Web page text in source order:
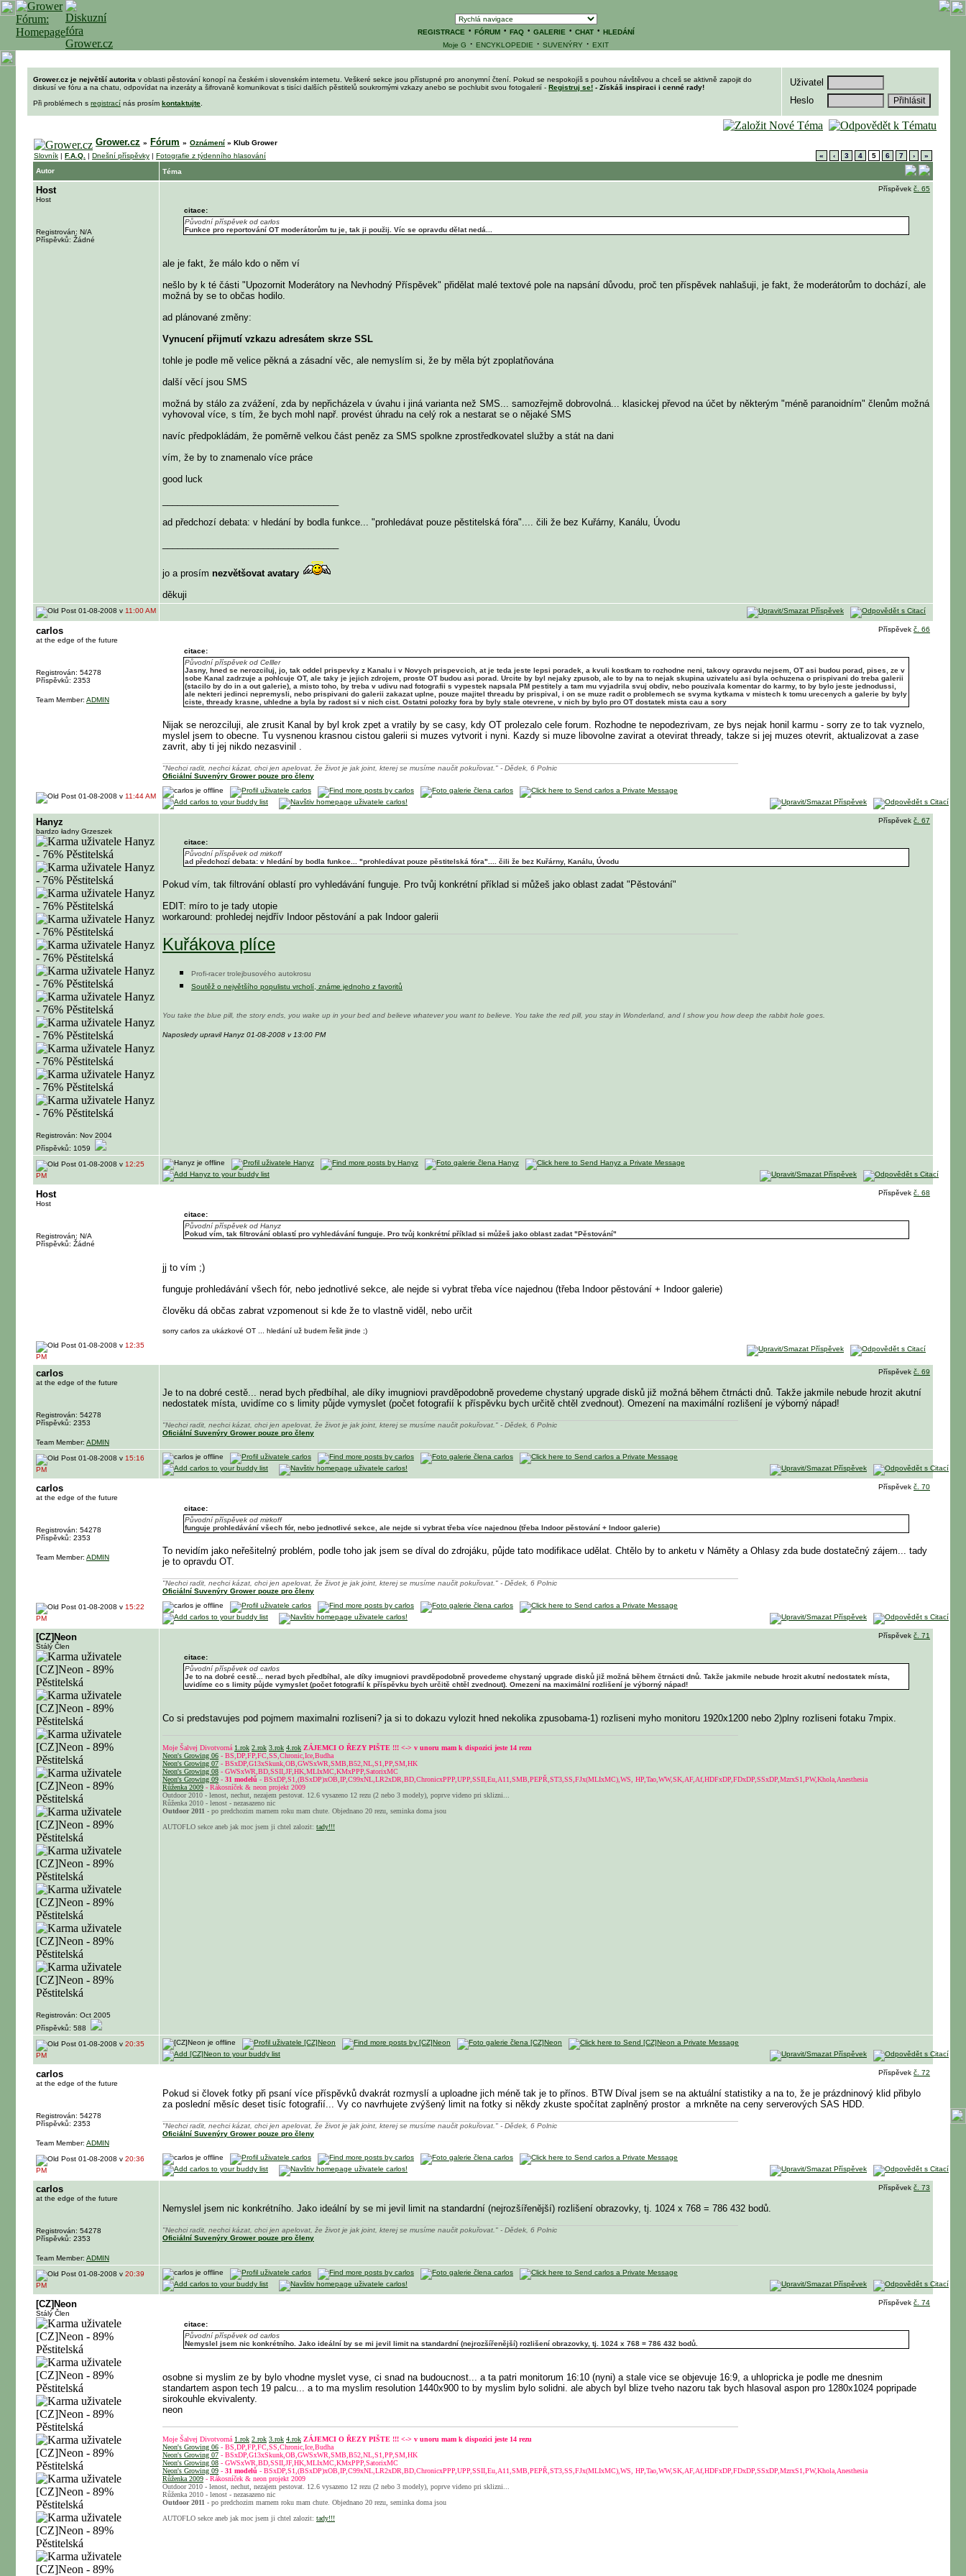
REGISTRACE · FÓRUM· FAQ· GALERIE · CHAT· HLEDÁNÍ
Moje G · ENCYKLOPEDIE · SUVENÝRY · EXIT
Grower.cz je největší autorita v oblasti pěstování konopí na českém i slovenském internetu. Veškeré sekce jsou přístupné pro anonymní čtení. Pokud se nespokojíš s pouhou návštěvou a chceš se aktivně zapojit do
diskusí ve fóru a na chatu, odpovídat na inzeráty a šifrovaně komunikovat s tisíci dalších pěstitelů soukromými vzkazy anebo se pochlubit svou fotogalerií - Registruj se! - Získáš inspiraci i cenné rady!
Při problémech s registrací nás prosím kontaktujte
Uživatel
Heslo
Grower.cz » Fórum » Oznámení » Klub Grower
Slovník | F.A.Q. | Dnešní příspěvky | Fotografie z týdenního hlasování « ‹ 3 4 5 6 7 ›
»
Autor
Téma
Host
Host
Registrován: N/A
Příspěvků: Žádné
Příspěvek č. 65
citace:
Původní příspěvek od carlos
Funkce pro reportování OT moderátorům tu je, tak ji použij. Víc se opravdu dělat nedá...
ale je fakt, že málo kdo o něm ví
nešlo by k té části "Upozornit Moderátory na Nevhodný Příspěvek" přidělat malé textové pole na napsání důvodu, proč ten příspěvek nahlašuji, je fakt, že moderátorům to dochází, ale
možná by se to občas hodilo.
ad plánované změny:
Vynucení přijmutí vzkazu adresátem skrze SSL
tohle je podle mě velice pěkná a zásadní věc, ale nemyslím si, že by měla být zpoplatňována
další věcí jsou SMS
možná by stálo za zvážení, zda by nepřicházela v úvahu i jiná varianta než SMS... samozřejmě dobrovolná... klasickej převod na účet by některým "méně paranoidním" členům možná
vyhovoval více, s tím, že bych mohl např. provést úhradu na celý rok a nestarat se o nějaké SMS
navíc předpokládám, že poměrně velkou část peněz za SMS spolkne zprostředkovatel služby a stát na dani
vím, že by to znamenalo více práce
good luck
ad předchozí debata: v hledání by bodla funkce... "prohledávat pouze pěstitelská fóra".... čili že bez Kuřárny, Kanálu, Úvodu
jo a prosím nezvětšovat avatary
děkuji
01-08-2008 v 11:00 AM
carlos
at the edge of the future
Registrován: 54278
Příspěvků: 2353
Team Member: ADMIN
Příspěvek č. 66
citace:
Původní příspěvek od Celller
Jasny, hned se nerozciluj, jo, tak oddel prispevky z Kanalu i v Novych prispevcich, at je teda jeste lepsi poradek, a kvuli kostkam to rozhodne neni, takovy opravdu nejsem, OT asi budou porad, pises, ze v
sobe Kanal zadrzuje a pohlcuje OT, ale taky je jejich zdrojem, proste OT budou asi porad. Urcite by byl nejaky zpusob, ale to by na to nejak skupina uzivatelu asi byla ochuzena o prispivani do treba galerii
(stacilo by do in a out galerie), a misto toho, by treba v udivu nad fotografii s vypestek napsala PM pestitely a tam mu vyjadrila svuj obdiv, nebo pouzivala komentar do karmy, to by bylo jeste jednodussi,
ale nekteri jedinci nepremysli, nebo prispivani do galerii zakazat uplne, pouze majitel threadu by prispival, i on se muze radit o problemech se svyma kytkama v mistech k tomu urecenych a galerie by byly
ciste, thready krasne, uhledne a byla by radost si v nich cist. Ostatni polozky fora by byly stale otevrene, v nich by bylo pro OT dostatek mista cau a sory
Nijak se nerozciluji, ale zrusit Kanal by byl krok zpet a vratily by se casy, kdy OT prolezalo cele forum. Rozhodne te nepodezrivam, ze bys nejak honil karmu - sorry ze to tak vyznelo,
myslel jsem to obecne. Tu vysnenou krasnou cistou galerii si muzes vytvorit i nyni. Kazdy si muze libovolne zavirat a otevirat thready, takze si jej muzes otevrit, aktualizovat a zase
zavrit, aby ti jej nikdo nezasvinil .
"Nechci radit, nechci kázat, chci jen apelovat, že život je jak joint, kterej se musíme naučit pokuřovat." - Dědek, 6 Polnic
Oficiální Suvenýry Grower pouze pro členy
01-08-2008 v 11:44 AM
Hanyz
bardzo ładny Grzeszek
Registrován: Nov 2004
Příspěvků: 1059
Příspěvek č. 67
citace:
Původní příspěvek od mirkoff
ad předchozí debata: v hledání by bodla funkce... "prohledávat pouze pěstitelská fóra".... čili že bez Kuřárny, Kanálu, Úvodu
Pokud vím, tak filtrování oblastí pro vyhledávání funguje. Pro tvůj konkrétní příklad si můžeš jako oblast zadat "Pěstování"
EDIT: míro to je tady utopie
workaround: prohledej nejdřív Indoor pěstování a pak Indoor galerii
Kuřákova plíce
Profi-racer trolejbusového autokrosu
Soutěž o největšího populistu vrcholí, známe jednoho z favoritů
You take the blue pill, the story ends, you wake up in your bed and believe whatever you want to believe. You take the red pill, you stay in Wonderland, and I show you how deep the rabbit hole goes.
Naposledy upravil Hanyz 01-08-2008 v 13:00 PM
01-08-2008 v 12:25
PM
Host
Host
Registrován: N/A
Příspěvků: Žádné
Příspěvek č. 68
citace:
Původní příspěvek od Hanyz
Pokud vím, tak filtrování oblastí pro vyhledávání funguje. Pro tvůj konkrétní příklad si můžeš jako oblast zadat "Pěstování"
jj to vím ;)
funguje prohledávání všech fór, nebo jednotlivé sekce, ale nejde si vybrat třeba více najednou (třeba Indoor pěstování + Indoor galerie)
člověku dá občas zabrat vzpomenout si kde že to vlastně viděl, nebo určit
sorry carlos za ukázkové OT ... hledání už budem řešit jinde ;)
01-08-2008 v 12:35
PM
carlos
at the edge of the future
Registrován: 54278
Příspěvků: 2353
Team Member: ADMIN
Příspěvek č. 69
Je to na dobré cestě... nerad bych předbíhal, ale díky imugniovi pravděpodobně provedeme chystaný upgrade disků již možná během čtrnácti dnů. Takže jakmile nebude hrozit akutní
nedostatek místa, uvidíme co s limity půjde vymyslet (počet fotografií k příspěvku bych určitě chtěl zvednout). Omezení na maximální rozlišení je výborný nápad!
"Nechci radit, nechci kázat, chci jen apelovat, že život je jak joint, kterej se musíme naučit pokuřovat." - Dědek, 6 Polnic
Oficiální Suvenýry Grower pouze pro členy
01-08-2008 v 15:16
PM
carlos
at the edge of the future
Registrován: 54278
Příspěvků: 2353
Team Member: ADMIN
Příspěvek č. 70
citace:
Původní příspěvek od mirkoff
funguje prohledávání všech fór, nebo jednotlivé sekce, ale nejde si vybrat třeba více najednou (třeba Indoor pěstování + Indoor galerie)
To nevidím jako neřešitelný problém, podle toho jak jsem se díval do zdrojáku, půjde tato modifikace udělat. Chtělo by to anketu v Náměty a Ohlasy zda bude dostatečný zájem... tady
je to opravdu OT.
"Nechci radit, nechci kázat, chci jen apelovat, že život je jak joint, kterej se musíme naučit pokuřovat." - Dědek, 6 Polnic
Oficiální Suvenýry Grower pouze pro členy
01-08-2008 v 15:22
PM
[CZ]Neon
Stálý Člen
Registrován: Oct 2005
Příspěvků: 588
Příspěvek č. 71
citace:
Původní příspěvek od carlos
Je to na dobré cestě... nerad bych předbíhal, ale díky imugniovi pravděpodobně provedeme chystaný upgrade disků již možná během čtrnácti dnů. Takže jakmile nebude hrozit akutní nedostatek místa,
uvidíme co s limity půjde vymyslet (počet fotografií k příspěvku bych určitě chtěl zvednout). Omezení na maximální rozlišení je výborný nápad!
Co si predstavujes pod pojmem maximalni rozliseni? ja si to dokazu vylozit hned nekolika zpusobama-1) rozliseni myho monitoru 1920x1200 nebo 2)plny rozliseni fotaku 7mpix.
Moje Šalvej Divotvorná 1.rok 2.rok 3.rok 4.rok ZÁJEMCI O ŘEZY PIŠTE !!! <-> v unoru mam k dispozici jeste 14 rezu
Neon's Growing 06 - BS,DP,FP,FC,SS,Chronic,Ice,Budha
Neon's Growing 07 - BSxDP,G13xSkunk,OB,GWSxWR,SMB,B52,NL,S1,PP,SM,HK
Neon's Growing 08 - GWSxWR,BD,SSII,JF,HK,MLIxMC,KMxPPP,SatorixMC
Neon's Growing 09 - 31 modelů - BSxDP,S1,(BSxDP)xOB,IP,C99xNL,LR2xDR,BD,ChronicxPPP,UPP,SSII,Eu,A11,SMB,PEPŘ,ST3,SS,FJx(MLIxMC),WS, HP,Tao,WW,SK,AF,Af,HDFxDP,FDxDP,SSxDP,MzrxS1,PW,Khola,Anesthesia
Růženka 2009 - Rákosníček & neon projekt 2009
Outdoor 2010 - lenost, nechut, nezajem pestovat. 12.6 vysazeno 12 rezu (2 nebo 3 modely), poprve videno pri sklizni...
Růženka 2010 - lenost - nezasazeno nic
Outdoor 2011 - po predchozim marnem roku mam chute. Objednano 20 rezu, seminka doma jsou
AUTOFLO sekce aneb jak moc jsem ji chtel zalozit: tady!!!
01-08-2008 v 20:35
PM
carlos
at the edge of the future
Registrován: 54278
Příspěvků: 2353
Team Member: ADMIN
Příspěvek č. 72
Pokud si človek fotky při psaní více příspěvků dvakrát rozmyslí a uploadne jich méně tak je to přínos. BTW Díval jsem se na aktuální statistiky a na to, že je prázdninový klid přibylo
za poslední měsíc deset tisíc fotografií... Vy co navrhujete zvýšený limit na fotky si někdy zkuste spočítat zaplněný prostor a mrkněte na ceny serverových SAS HDD.
"Nechci radit, nechci kázat, chci jen apelovat, že život je jak joint, kterej se musíme naučit pokuřovat." - Dědek, 6 Polnic
Oficiální Suvenýry Grower pouze pro členy
01-08-2008 v 20:36
PM
carlos
at the edge of the future
Registrován: 54278
Příspěvků: 2353
Team Member: ADMIN
Příspěvek č. 73
Nemyslel jsem nic konkrétního. Jako ideální by se mi jevil limit na standardní (nejrozšířenější) rozlišení obrazovky, tj. 1024 x 768 = 786 432 bodů.
"Nechci radit, nechci kázat, chci jen apelovat, že život je jak joint, kterej se musíme naučit pokuřovat." - Dědek, 6 Polnic
Oficiální Suvenýry Grower pouze pro členy
01-08-2008 v 20:39
PM
[CZ]Neon
Stálý Člen
Příspěvek č. 74
citace:
Původní příspěvek od carlos
Nemyslel jsem nic konkrétního. Jako ideální by se mi jevil limit na standardní (nejrozšířenější) rozlišení obrazovky, tj. 1024 x 768 = 786 432 bodů.
osobne si myslim ze by bylo vhodne myslet vyse, ci snad na budoucnost... a ta patri monitorum 16:10 (nyni) a stale vice se objevuje 16:9, a uhlopricka je podle me dnesnim
standartem aspon tech 19 palcu... a to ma myslim resolution 1440x900 to by myslim bylo solidni. ale abych byl blize tveho nazoru tak bych hlasoval aspon pro 1280x1024 popripade
sirokouhle ekvivalenty.
neon
Moje Šalvej Divotvorná 1.rok 2.rok 3.rok 4.rok ZÁJEMCI O ŘEZY PIŠTE !!! <-> v unoru mam k dispozici jeste 14 rezu
Neon's Growing 06 - BS,DP,FP,FC,SS,Chronic,Ice,Budha
Neon's Growing 07 - BSxDP,G13xSkunk,OB,GWSxWR,SMB,B52,NL,S1,PP,SM,HK
Neon's Growing 08 - GWSxWR,BD,SSII,JF,HK,MLIxMC,KMxPPP,SatorixMC
Neon's Growing 09 - 31 modelů - BSxDP,S1,(BSxDP)xOB,IP,C99xNL,LR2xDR,BD,ChronicxPPP,UPP,SSII,Eu,A11,SMB,PEPŘ,ST3,SS,FJx(MLIxMC),WS, HP,Tao,WW,SK,AF,Af,HDFxDP,FDxDP,SSxDP,MzrxS1,PW,Khola,Anesthesia
Růženka 2009 - Rákosníček & neon projekt 2009
Outdoor 2010 - lenost, nechut, nezajem pestovat. 12.6 vysazeno 12 rezu (2 nebo 3 modely), poprve videno pri sklizni...
Růženka 2010 - lenost - nezasazeno nic
Outdoor 2011 - po predchozim marnem roku mam chute. Objednano 20 rezu, seminka doma jsou
AUTOFLO sekce aneb jak moc jsem ji chtel zalozit: tady!!!